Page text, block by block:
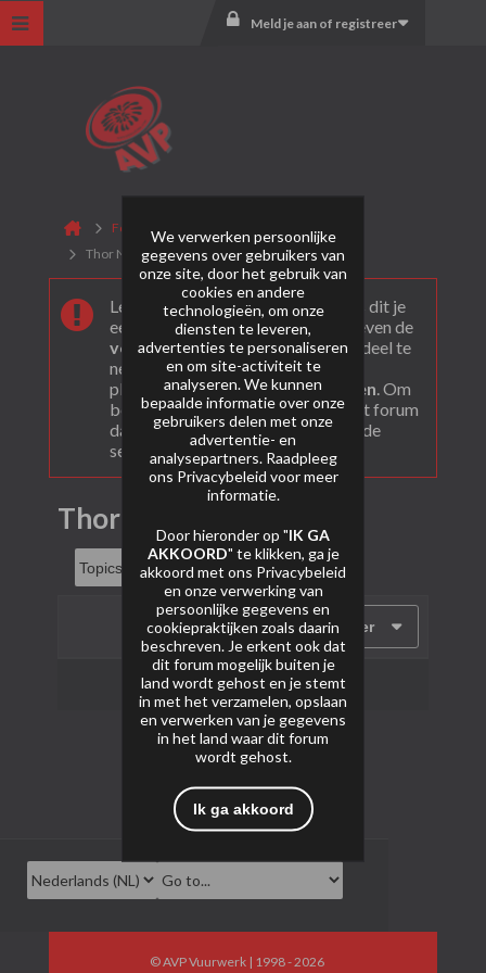
Meld je aan of registreer
Forum
Zena Vuurwerk Nederland
Thor NL
Leuk dat je ons gevonden hebt! Als dit je
eerste bezoek is bekijk dan eerst even de
veel gestelde vragen. Om actief deel te
nemen en ook berichten te kunnen
plaatsen moet je je eerstregisteren. Om
berichten te bekijken, selecteer het forum
dat je wil bezoeken uit onderstaande
selectie.
Thor NL
Filter
Geen onderwerpen gevonden.
© AVP Vuurwerk | 1998 - 2026
We verwerken persoonlijke
gegevens over gebruikers van
onze site, door het gebruik van
cookies en andere
technologieën, om onze
diensten te leveren,
advertenties te personaliseren
en om site-activiteit te
analyseren. We kunnen
bepaalde informatie over onze
gebruikers delen met onze
advertentie- en
analysepartners. Raadpleeg
ons Privacybeleid voor meer
informatie.
Door hieronder op "IK GA
AKKOORD" te klikken, ga je
akkoord met ons Privacybeleid
en onze verwerking van
persoonlijke gegevens en
cookiepraktijken zoals daarin
beschreven. Je erkent ook dat
dit forum mogelijk buiten je
land wordt gehost en je stemt
in met het verzamelen, opslaan
en verwerken van je gegevens
in het land waar dit forum
wordt gehost.
Ik ga akkoord